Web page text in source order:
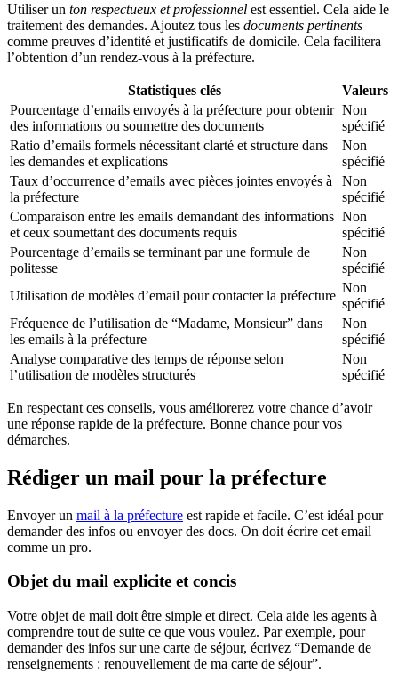
Utiliser un ton respectueux et professionnel est essentiel. Cela aide le
traitement des demandes. Ajoutez tous les documents pertinents
comme preuves d’identité et justificatifs de domicile. Cela facilitera
l’obtention d’un rendez-vous à la préfecture.
Statistiques clés
Valeurs
Pourcentage d’emails envoyés à la préfecture pour obtenir
des informations ou soumettre des documents
Non
spécifié
Ratio d’emails formels nécessitant clarté et structure dans
les demandes et explications
Non
spécifié
Taux d’occurrence d’emails avec pièces jointes envoyés à
la préfecture
Non
spécifié
Comparaison entre les emails demandant des informations
et ceux soumettant des documents requis
Non
spécifié
Pourcentage d’emails se terminant par une formule de
politesse
Non
spécifié
Utilisation de modèles d’email pour contacter la préfecture
Non
spécifié
Fréquence de l’utilisation de “Madame, Monsieur” dans
les emails à la préfecture
Non
spécifié
Analyse comparative des temps de réponse selon
l’utilisation de modèles structurés
Non
spécifié
En respectant ces conseils, vous améliorerez votre chance d’avoir
une réponse rapide de la préfecture. Bonne chance pour vos
démarches.
Rédiger un mail pour la préfecture
Envoyer un mail à la préfecture est rapide et facile. C’est idéal pour
demander des infos ou envoyer des docs. On doit écrire cet email
comme un pro.
Objet du mail explicite et concis
Votre objet de mail doit être simple et direct. Cela aide les agents à
comprendre tout de suite ce que vous voulez. Par exemple, pour
demander des infos sur une carte de séjour, écrivez “Demande de
renseignements : renouvellement de ma carte de séjour”.